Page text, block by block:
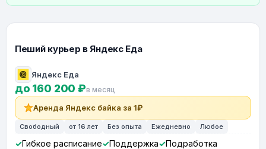
Пеший курьер в Яндекс Еда
Яндекс Еда
до 160 200 ₽в месяц
Аренда Яндекс байка за 1₽
Свободный от 16 лет Без опыта Ежедневно Любое
Гибкое расписание Поддержка
Подработка